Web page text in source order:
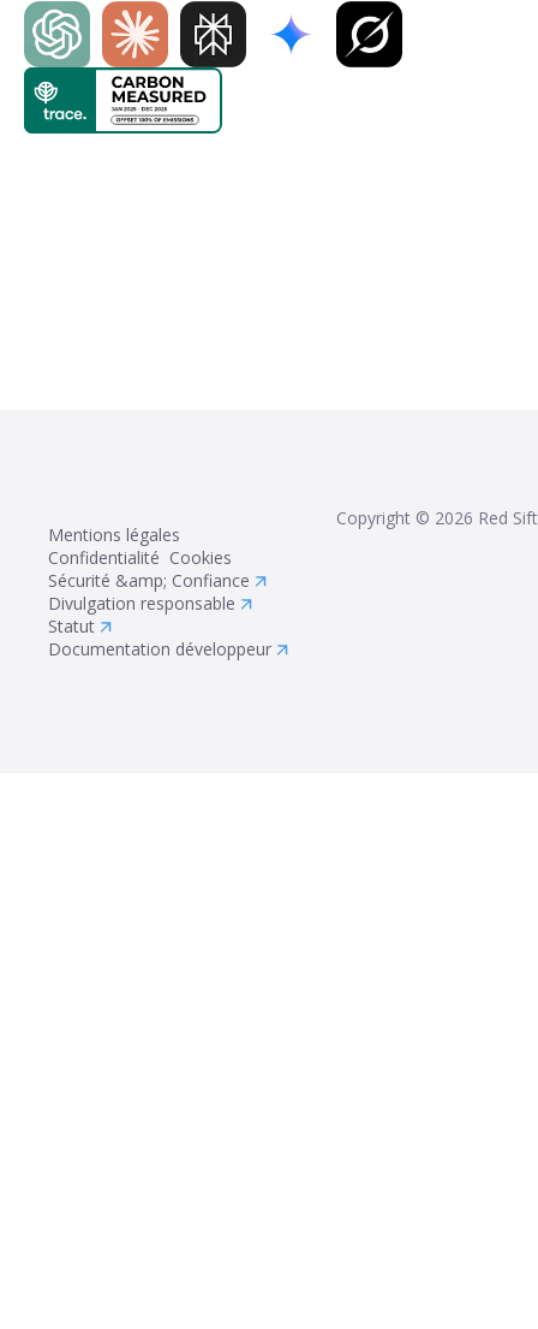
Mentions légales
Confidentialité Cookies
Sécurité &amp; Confiance
Divulgation responsable
Statut
Documentation développeur
Copyright © 2026 Red Sift